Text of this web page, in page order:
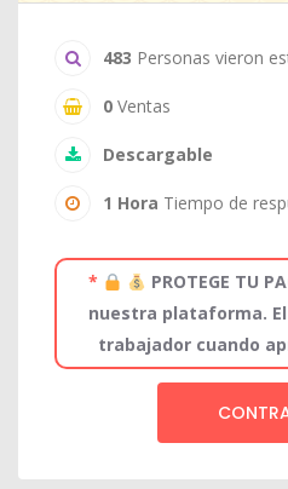
483 Personas vieron
0 Ventas
Descargable
1 Hora Tiempo de
*
PROTEGE TU
nuestra plataforma.
trabajador cuando